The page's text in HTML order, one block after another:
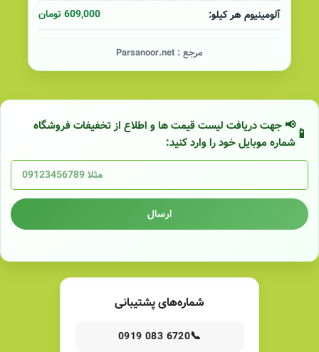
آلومینیوم هر کیلو:
609,000 تومان
مرجع : Parsanoor.net
📢 جهت دریافت لیست قیمت ها و اطلاع از تخفیفات فروشگاه
شماره موبایل خود را وارد کنید:
ارسال
شماره‌های پشتیبانی
📞
0919 083 6720